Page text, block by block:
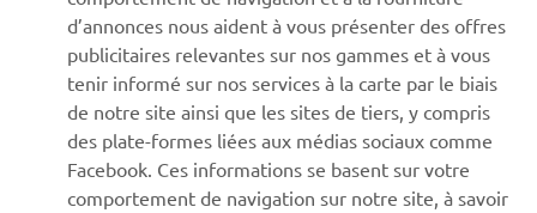
SUPPORT
NEWSLETTER
Découvrez en exclusivité les dernières offres, les événements
spéciaux, les nouveautés et bien plus encore
d’annonces nous aident à vous présenter des offres
publicitaires relevantes sur nos gammes et à vous
tenir informé sur nos services à la carte par le biais
de notre site ainsi que les sites de tiers, y compris
des plate-formes liées aux médias sociaux comme
Facebook. Ces informations se basent sur votre
comportement de navigation sur notre site, à savoir